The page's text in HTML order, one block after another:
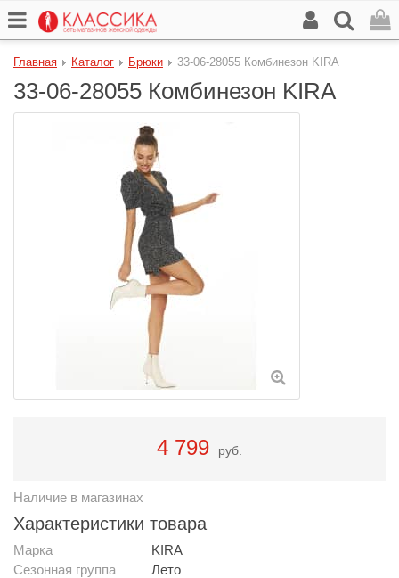
Главная Каталог Брюки 33-06-28055 Комбинезон KIRA
33-06-28055 Комбинезон KIRA
4 799 руб.
Наличие в магазинах
Характеристики товара
Марка
KIRA
Сезонная группа
Лето